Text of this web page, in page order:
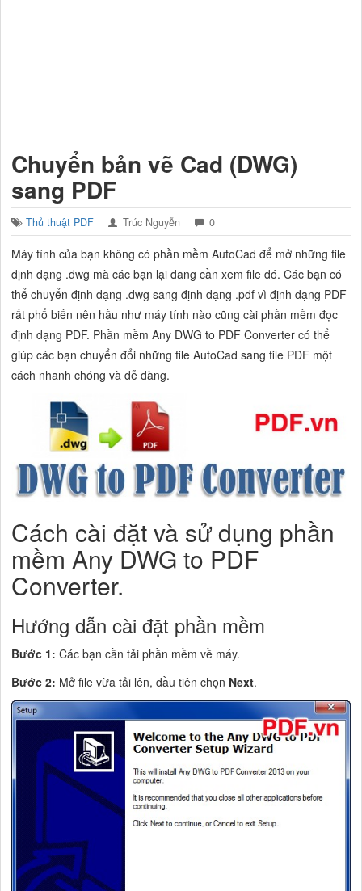
Chuyển bản vẽ Cad (DWG)
sang PDF
Thủ thuật PDF Trúc Nguyễn 0
Máy tính của bạn không có phần mềm AutoCad để mở những file
định dạng .dwg mà các bạn lại đang cần xem file đó. Các bạn có
thể chuyển định dạng .dwg sang định dạng .pdf vì định dạng PDF
rất phổ biến nên hầu như máy tính nào cũng cài phần mềm đọc
định dạng PDF. Phần mềm Any DWG to PDF Converter có thể
giúp các bạn chuyển đổi những file AutoCad sang file PDF một
cách nhanh chóng và dễ dàng.
Cách cài đặt và sử dụng phần
mềm Any DWG to PDF
Converter.
Hướng dẫn cài đặt phần mềm
Bước 1:Các bạn cần tải phần mềm về máy.
Bước 2: Mở file vừa tải lên, đầu tiên chọn Next.